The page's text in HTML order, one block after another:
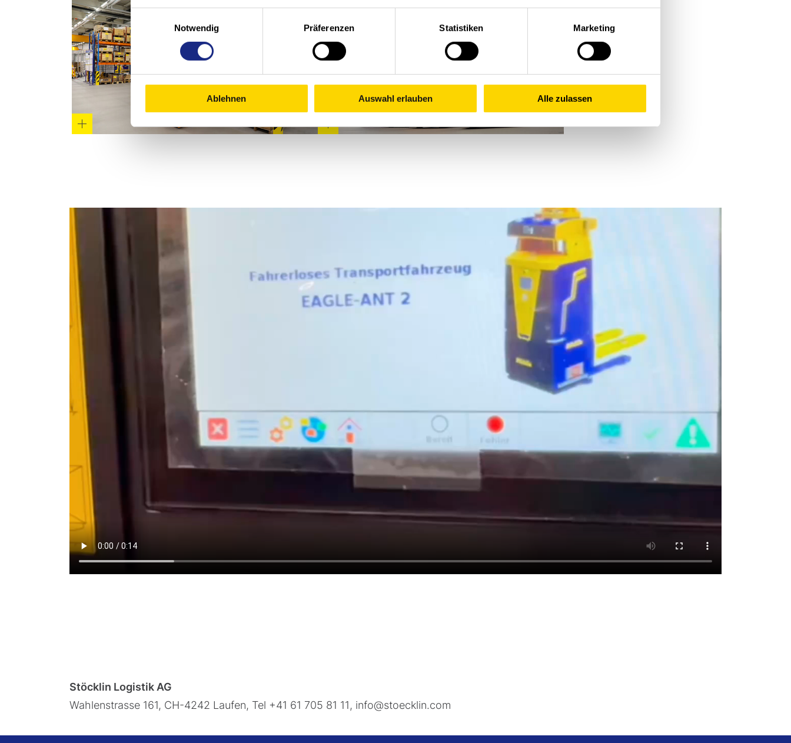
Einwilligungsauswahl
Notwendig
Präferenzen Statistiken Marketing
Ablehnen Auswahl erlauben Alle zulassen
Stöcklin Logistik AG
Wahlenstrasse 161, CH-4242 Laufen, Tel +41 61 705 81 11, info stoecklin com